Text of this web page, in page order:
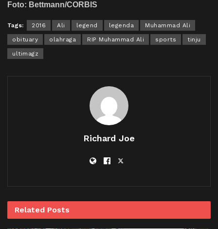
Foto: Bettmann/CORBIS
Tags: 2016 Ali legend legenda Muhammad Ali
obituary olahraga RIP Muhammad Ali sports tinju
ultimagz
Richard Joe
Related Posts